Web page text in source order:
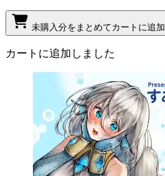
未購入分をまとめてカートに追加
カートに追加しました